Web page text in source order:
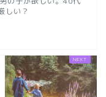
しい？